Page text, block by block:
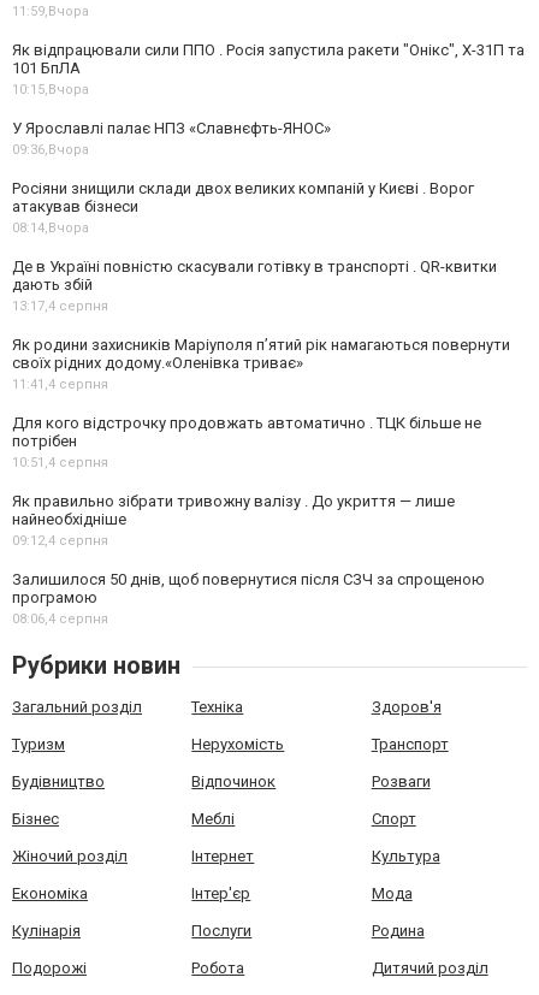
11:59,Вчора
Як відпрацювали сили ППО . Росія запустила ракети "Онікс", Х-31П та
101 БпЛА
10:15,Вчора
У Ярославлі палає НПЗ «Славнєфть-ЯНОС»
09:36,Вчора
Росіяни знищили склади двох великих компаній у Києві . Ворог
атакував бізнеси
08:14,Вчора
Де в Україні повністю скасували готівку в транспорті . QR-квитки
дають збій
13:17,4 серпня
Як родини захисників Маріуполя пʼятий рік намагаються повернути
своїх рідних додому.«Оленівка триває»
11:41,4 серпня
Для кого відстрочку продовжать автоматично . ТЦК більше не
потрібен
10:51,4 серпня
Як правильно зібрати тривожну валізу . До укриття — лише
найнеобхідніше
09:12,4 серпня
Залишилося 50 днів, щоб повернутися після СЗЧ за спрощеною
програмою
08:06,4 серпня
Рубрики новин
Загальний розділ Техніка Здоров'я
Туризм Нерухомість Транспорт
Будівництво Відпочинок Розваги
Бізнес Меблі Спорт
Жіночий розділ Інтернет Культура
Економіка Інтер'єр Мода
Кулінарія Послуги Родина
Подорожі Робота Дитячий розділ